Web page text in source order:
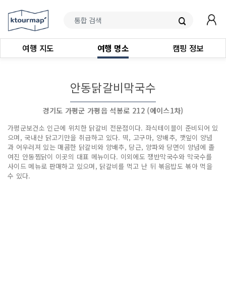
여행 지도 여행 명소 캠핑 정보
안동닭갈비막국수
경기도 가평군 가평읍 석봉로 212 (에이스1차)
가평군보건소 인근에 위치한 닭갈비 전문점이다. 좌식테이블이 준비되어 있
으며, 국내산 닭고기만을 취급하고 있다. 떡, 고구마, 양배추, 깻잎이 양념
과 어우러져 있는 매콤한 닭갈비와 양배추, 당근, 양파와 당면이 양념에 졸
여진 안동찜닭이 이곳의 대표 메뉴이다. 이외에도 쟁반막국수와 막국수를
사이드 메뉴로 판매하고 있으며, 닭갈비를 먹고 난 뒤 볶음밥도 볶아 먹을
수 있다.